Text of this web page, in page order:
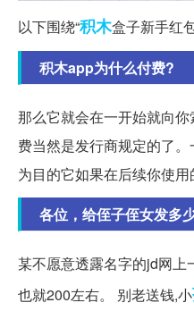
以下围绕“积木盒子新手红
积木app为什么付费?
那么它就会在一开始就向
费当然是发行商规定的了
为目的它如果在后续你使用
各位，给侄子侄女发多
某不愿意透露名字的jd网上
也就200左右。 别老送钱,小